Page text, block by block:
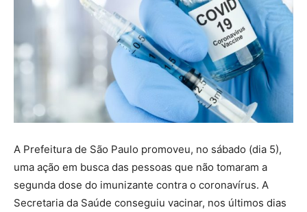
A Prefeitura de São Paulo promoveu, no sábado (dia 5),
uma ação em busca das pessoas que não tomaram a
segunda dose do imunizante contra o coronavírus. A
Secretaria da Saúde conseguiu vacinar, nos últimos dias